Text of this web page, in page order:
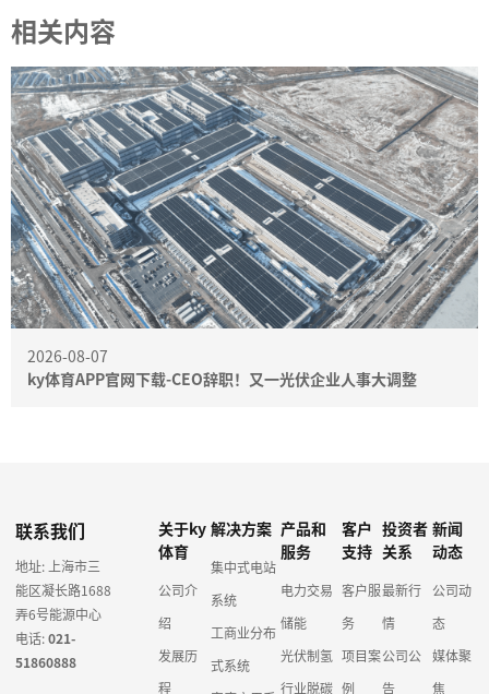
相关内容
2026-08-07
ky体育APP官网下载-CEO辞职！又一光伏企业人事大调整
联系我们
地址: 上海市三
能区凝长路1688
弄6号能源中心
电话:021-
51860888
关于ky
体育
公司介
绍
发展历
程
解决方案
集中式电站
系统
工商业分布
式系统
产品和
服务
电力交易
储能
光伏制氢
行业脱碳
客户
支持
客户服
务
项目案
例
投资者
关系
最新行
情
公司公
告
新闻
动态
公司动
态
媒体聚
焦